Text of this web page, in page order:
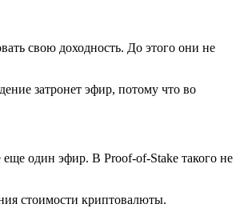
свою доходность. До этого они не
затронет эфир, потому что во
еще один эфир. В Proof-of-Stake такого не
стоимости криптовалюты.